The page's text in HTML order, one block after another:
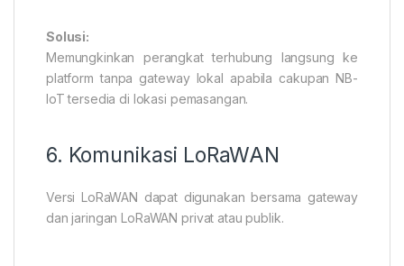
Solusi:
Memungkinkan perangkat terhubung langsung ke
platform tanpa gateway lokal apabila cakupan NB-
IoT tersedia di lokasi pemasangan.
6. Komunikasi LoRaWAN
Versi LoRaWAN dapat digunakan bersama gateway
dan jaringan LoRaWAN privat atau publik.